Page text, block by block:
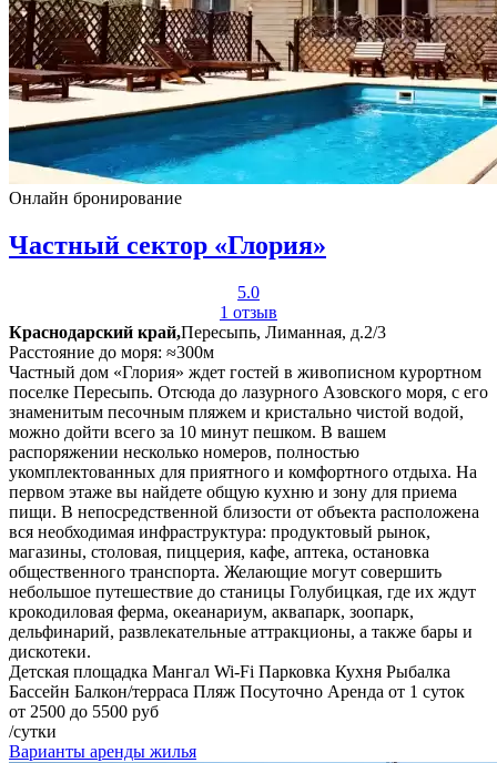
Онлайн бронирование
Частный сектор «Глория»
5.0
1 отзыв
Краснодарский край,Пересыпь, Лиманная, д.2/3
Расстояние до моря: ≈300м
Частный дом «Глория» ждет гостей в живописном курортном
поселке Пересыпь. Отсюда до лазурного Азовского моря, с его
знаменитым песочным пляжем и кристально чистой водой,
можно дойти всего за 10 минут пешком. В вашем
распоряжении несколько номеров, полностью
укомплектованных для приятного и комфортного отдыха. На
первом этаже вы найдете общую кухню и зону для приема
пищи. В непосредственной близости от объекта расположена
вся необходимая инфраструктура: продуктовый рынок,
магазины, столовая, пиццерия, кафе, аптека, остановка
общественного транспорта. Желающие могут совершить
небольшое путешествие до станицы Голубицкая, где их ждут
крокодиловая ферма, океанариум, аквапарк, зоопарк,
дельфинарий, развлекательные аттракционы, а также бары и
дискотеки.
Детская площадка Мангал Wi-Fi Парковка Кухня Рыбалка
Бассейн Балкон/терраса Пляж Посуточно Аренда от 1 суток
от 2500 до 5500 руб
/сутки
Варианты аренды жилья